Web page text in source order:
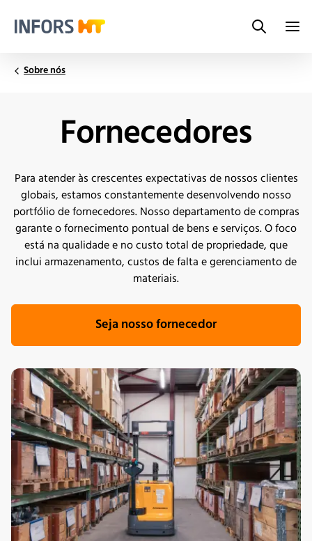
Search
Sobre nós
Fornecedores
Para atender às crescentes expectativas de nossos clientes
globais, estamos constantemente desenvolvendo nosso
portfólio de fornecedores. Nosso departamento de compras
garante o fornecimento pontual de bens e serviços. O foco
está na qualidade e no custo total de propriedade, que
inclui armazenamento, custos de falta e gerenciamento de
materiais.
Seja nosso fornecedor